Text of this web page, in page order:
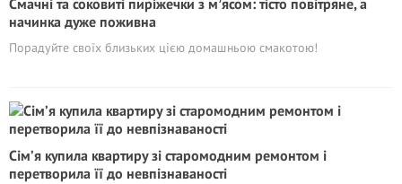
Смачні та соковиті пиріжечки з мʼясом: тісто повітряне, а
начинка дуже поживна
Порадуйте своїх близьких цією домашньою смакотою!
Сім’я купила квартиру зі старомодним ремонтом і
перетворила її до невпізнаваності